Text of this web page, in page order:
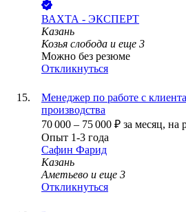
ВАХТА - ЭКСПЕРТ
Казань
Козья слобода и еще 3
Можно без резюме
Откликнуться
Менеджер по работе с
производства
70 000 – 75 000 ₽ за месяц, на
Опыт 1-3 года
Сафин Фарид
Казань
Аметьево и еще 3
Откликнуться